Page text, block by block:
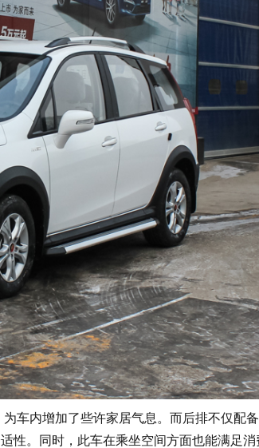
车内增加了些许家居气息。而后排不仅配
性。同时，此车在乘坐空间方面也能满足消